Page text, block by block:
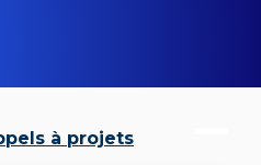
à projets